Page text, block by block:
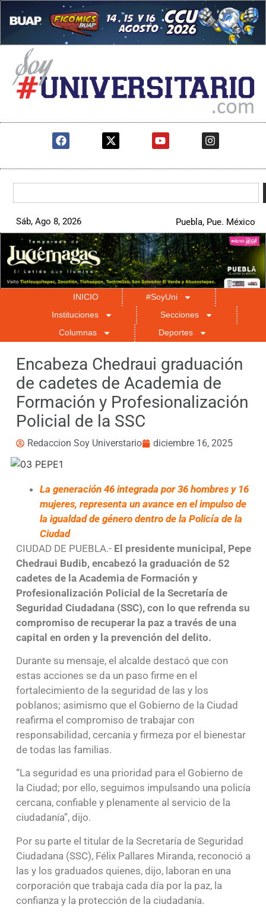
Sáb, Ago 8, 2026 Puebla, Pue. México
INICIO
#SoyUni
Instituciones
Secciones
Columnas
Deportes
Encabeza Chedraui graduación
de cadetes de Academia de
Formación y Profesionalización
Policial de la SSC
Redaccion Soy Universtario diciembre 16, 2025
La generación 46 integrada por 36 hombres y 16
mujeres, representa un avance en el impulso de
la igualdad de género dentro de la Policía de la
Ciudad
CIUDAD DE PUEBLA.- El presidente municipal, Pepe
Chedraui Budib, encabezó la graduación de 52
cadetes de la Academia de Formación y
Profesionalización Policial de la Secretaría de
Seguridad Ciudadana (SSC), con lo que refrenda su
compromiso de recuperar la paz a través de una
capital en orden y la prevención del delito.
Durante su mensaje, el alcalde destacó que con
estas acciones se da un paso firme en el
fortalecimiento de la seguridad de las y los
poblanos; asimismo que el Gobierno de la Ciudad
reafirma el compromiso de trabajar con
responsabilidad, cercanía y firmeza por el bienestar
de todas las familias.
“La seguridad es una prioridad para el Gobierno de
la Ciudad; por ello, seguimos impulsando una policía
cercana, confiable y plenamente al servicio de la
ciudadanía”, dijo.
Por su parte el titular de la Secretaría de Seguridad
Ciudadana (SSC), Félix Pallares Miranda, reconoció a
las y los graduados quienes, dijo, laboran en una
corporación que trabaja cada día por la paz, la
confianza y la protección de la ciudadanía.